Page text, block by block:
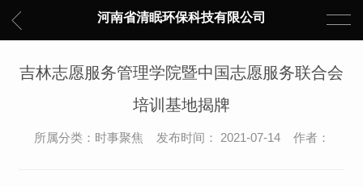
河南省清眠环保科技有限公司
吉林志愿服务管理学院暨中国志愿服务联合会
培训基地揭牌
所属分类：时事聚焦 发布时间： 2021-07-14 作者：